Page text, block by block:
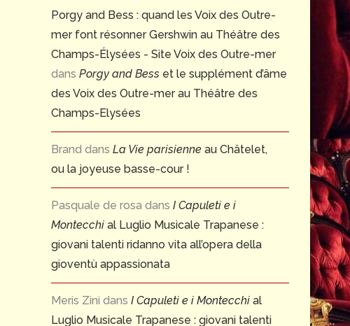
Porgy and Bess : quand les Voix des Outre-
mer font résonner Gershwin au Théâtre des
Champs-Élysées - Site Voix des Outre-mer
dans Porgy and Bess et le supplément d’âme
des Voix des Outre-mer au Théâtre des
Champs-Elysées
Brand dans La Vie parisienne au Châtelet,
ou la joyeuse basse-cour !
Pasquale de rosa dans I Capuleti e i
Montecchi al Luglio Musicale Trapanese :
giovani talenti ridanno vita all’opera della
gioventù appassionata
Meris Zini dans I Capuleti e i Montecchi al
Luglio Musicale Trapanese : giovani talenti